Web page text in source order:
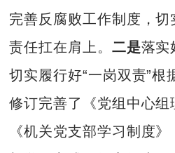
完善反腐败工作制度，
责任扛在肩上。 二是落实
切实履行好“一岗双责”根
修订完善了《党组中心组
《机关党支部学习制度